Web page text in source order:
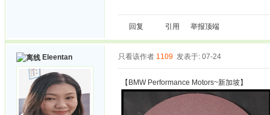
回复 引用 举报顶端
Eleentan 只看该作者 1109 发表于: 07-24
【BMW Performance Motors~新加坡】